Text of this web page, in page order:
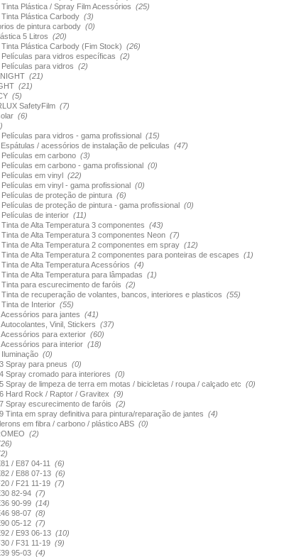
Plástica / Spray Film Acessórios (25)
Plástica Carbody (3)
de pintura carbody (0)
5 Litros (20)
Plástica Carbody (Fim Stock) (26)
Películas para vidros específicas (2)
Películas para vidros (2)
(21)
(21)
(5)
SafetyFilm (7)
(6)
para vidros - gama profissional (15)
/ acessórios de instalação de peliculas (47)
em carbono (3)
em carbono - gama profissional (0)
em vinyl (22)
em vinyl - gama profissional (0)
de proteção de pintura (6)
de proteção de pintura - gama profissional (0)
de interior (11)
de Alta Temperatura 3 componentes (43)
de Alta Temperatura 3 componentes Neon (7)
de Alta Temperatura 2 componentes em spray (12)
de Alta Temperatura 2 componentes para ponteiras de escapes (1)
de Alta Temperatura Acessórios (4)
de Alta Temperatura para lâmpadas (1)
para escurecimento de faróis (2)
de recuperação de volantes, bancos, interiores e plasticos (55)
de Interior (55)
para jantes (41)
Vinil, Stickers (37)
para exterior (60)
para interior (18)
(0)
Spray para pneus (0)
Spray cromado para interiores (0)
Spray de limpeza de terra em motas / bicicletas / roupa / calçado etc (0)
Hard Rock / Raptor / Gravitex (9)
Spray escurecimento de faróis (2)
Tinta em spray definitiva para pintura/reparação de jantes (4)
em fibra / carbono / plástico ABS (0)
(2)
/ E87 04-11 (6)
/ E88 07-13 (6)
/ F21 11-19 (7)
82-94 (7)
90-99 (14)
98-07 (8)
05-12 (7)
/ E93 06-13 (10)
/ F31 11-19 (9)
95-03 (4)